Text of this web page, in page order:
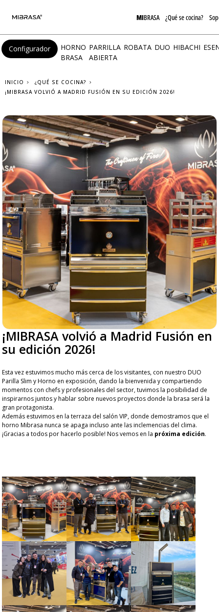
MIBRASA ¿Qué se cocina?
Configurador
HORNO
BRASA
PARRILLA
ABIERTA
ROBATA DUO HIBACHI
INICIO
¿QUÉ SE COCINA?
¡MIBRASA VOLVIÓ A MADRID FUSIÓN EN SU EDICIÓN 2026!
¡MIBRASA volvió a Madrid Fusión en
su edición 2026!
Esta vez estuvimos mucho más cerca de los visitantes, con nuestro DUO
Parilla Slim y Horno en exposición, dando la bienvenida y compartiendo
momentos con chefs y profesionales del sector, tuvimos la posibilidad de
inspirarnos juntos y hablar sobre nuevos proyectos donde la brasa será la
gran protagonista.
Además estuvimos en la terraza del salón VIP, donde demostramos que el
horno Mibrasa nunca se apaga incluso ante las inclemencias del clima.
¡Gracias a todos por hacerlo posible! Nos vemos en la próxima edición.